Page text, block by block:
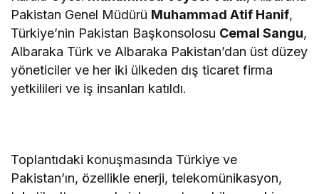
Pakistan Genel Müdürü Muhammad Atif Hanif,
Türkiye’nin Pakistan Başkonsolosu Cemal Sangu,
Albaraka Türk ve Albaraka Pakistan’dan üst düzey
yöneticiler ve her iki ülkeden dış ticaret firma
yetkilileri ve iş insanları katıldı.
Toplantıdaki konuşmasında Türkiye ve
Pakistan’ın, özellikle enerji, telekomünikasyon,